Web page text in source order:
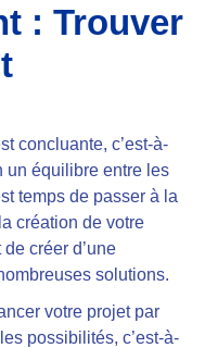
: Trouver
concluante, c’est-à-
un équilibre entre les
temps de passer à la
création de votre
créer d’une
solutions.
votre projet par
possibilités, c’est-à-